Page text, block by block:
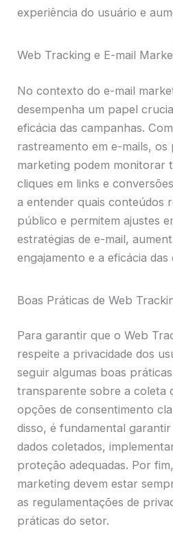
experiência do usuário e
Web Tracking e E-mail
No contexto do e-mail
desempenha um papel
eficácia das campanhas.
rastreamento em e-mails, os
marketing podem monitorar
cliques em links e
a entender quais conteúdos
público e permitem ajustes
estratégias de e-mail,
engajamento e a eficácia das
Boas Práticas de Web
Para garantir que o Web
respeite a privacidade dos
seguir algumas boas
transparente sobre a coleta
opções de consentimento
disso, é fundamental
dados coletados,
proteção adequadas. Por
marketing devem estar
as regulamentações de
práticas do setor.